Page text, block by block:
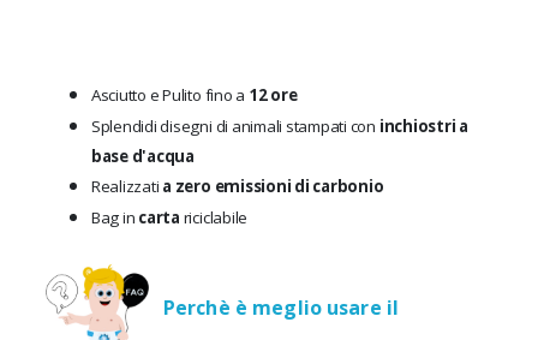
Asciutto e Pulito fino a 12 ore
Splendidi disegni di animali stampati con inchiostri a
base d'acqua
Realizzati a zero emissioni di carbonio
Bag in carta riciclabile
Perchè è meglio usare il